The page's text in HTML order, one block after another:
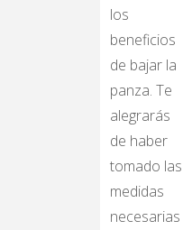
los
beneficios
de bajar la
panza. Te
alegrarás
de haber
tomado las
medidas
necesarias